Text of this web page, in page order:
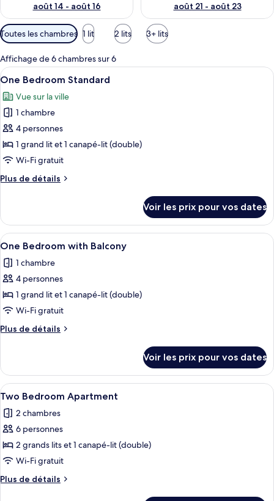
août 14 - août 16
août 21 - août 23
Filtres
disponibles
pour
les
chambres
Toutes les chambres 1 lit 2 lits 3+ lits
Affichage de 6 chambres sur 6
Afficher
toutes
les
photos
pour
ce
type
chambre :
Standard
One Bedroom Standard | Coin séjour
13
One Bedroom Standard
Vue sur la ville
1 chambre
4 personnes
1 grand lit et 1 canapé-lit (double)
Wi-Fi gratuit
Plus de détails
Plus
le
type
de
One
Bedroom
Voir les prix pour vos dates
Afficher
toutes
les
photos
pour
ce
type
de
One
Bedroom
with
Balcony
One Bedroom with Balcony | Coin
17
One Bedroom with Balcony
1 chambre
4 personnes
1 grand lit et 1 canapé-lit (double)
Wi-Fi gratuit
Plus de détails
Plus
le
type
de
One
Bedroom
Balcony
Voir les prix pour vos dates
Afficher
toutes
les
photos
pour
ce
type
de
Two Bedroom Apartment | Coin
20
Two Bedroom Apartment
2 chambres
6 personnes
2 grands lits et 1 canapé-lit (double)
Wi-Fi gratuit
Plus de détails
Plus